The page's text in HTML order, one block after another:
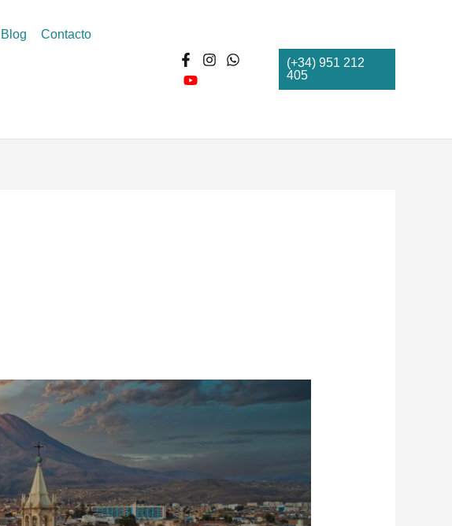
Blog Contacto
(+34) 951 212
405